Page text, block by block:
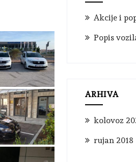
Akcije i
Popis
ARHIVA
kolovoz
rujan 2018